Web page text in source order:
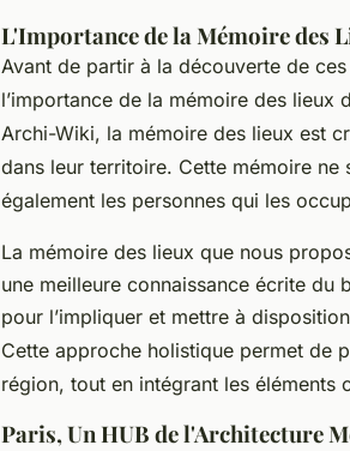
L'Importance de la Mémoire des
Avant de partir à la découverte de
l’importance de la mémoire des lieux
Archi-Wiki, la mémoire des lieux est
dans leur territoire. Cette mémoire
également les personnes qui les
La mémoire des lieux que nous
une meilleure connaissance écrite
pour l’impliquer et mettre à
Cette approche holistique permet de
région, tout en intégrant les éléments
Paris, Un HUB de l'Architecture